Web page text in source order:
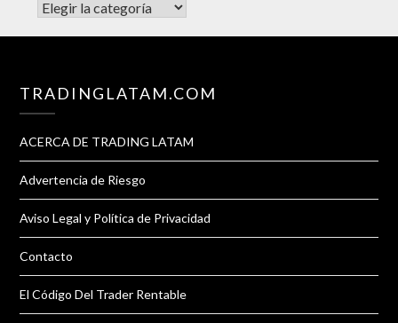
CATEGORÍAS
TRADINGLATAM.COM
ACERCA DE TRADING LATAM
Advertencia de Riesgo
Aviso Legal y Política de Privacidad
Contacto
El Código Del Trader Rentable